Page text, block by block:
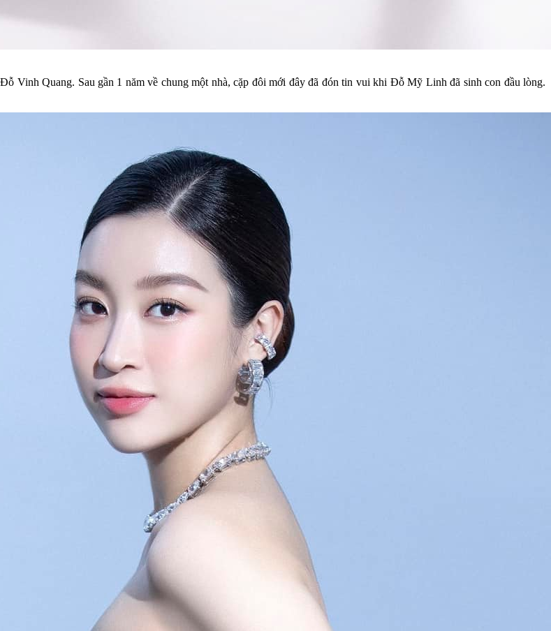
Vinh Quang. Sau gần 1 năm về chung một nhà, cặp đôi mới đây đã đón tin vui khi Đỗ Mỹ Linh đã sinh con đầu lòng.